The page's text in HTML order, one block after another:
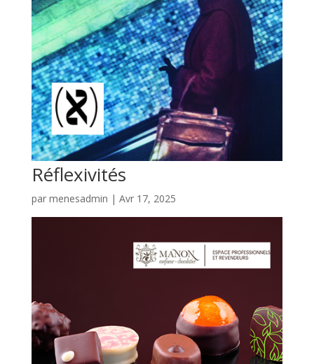
Réflexivités
par menesadmin | Avr 17, 2025